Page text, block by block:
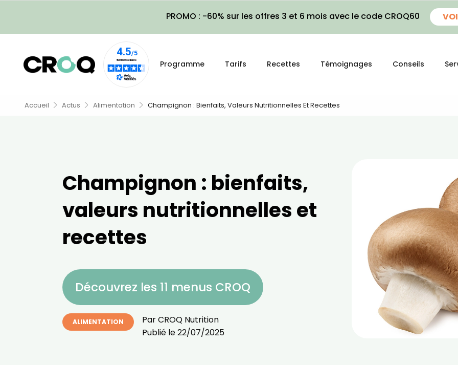
PROMO : -60% sur les offres 3 et 6 mois avec le code CROQ60
Programme Tarifs Recettes Témoignages Conseils
Accueil Actus Alimentation Champignon : Bienfaits, Valeurs Nutritionnelles Et Recettes
Champignon : bienfaits,
valeurs nutritionnelles et
recettes
Découvrez les 11 menus CROQ
ALIMENTATION ParCROQ Nutrition
Publié le22/07/2025